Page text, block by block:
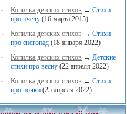
↑ Копилка детских стихов → Стихи
про пчелу (16 марта 2015)
↑ Копилка детских стихов → Стихи
про снегопад (18 января 2022)
↑ Копилка детских стихов → Детские
стихи про весну (22 апреля 2022)
↑ Копилка детских стихов → Стихи
про почки (25 апреля 2022)